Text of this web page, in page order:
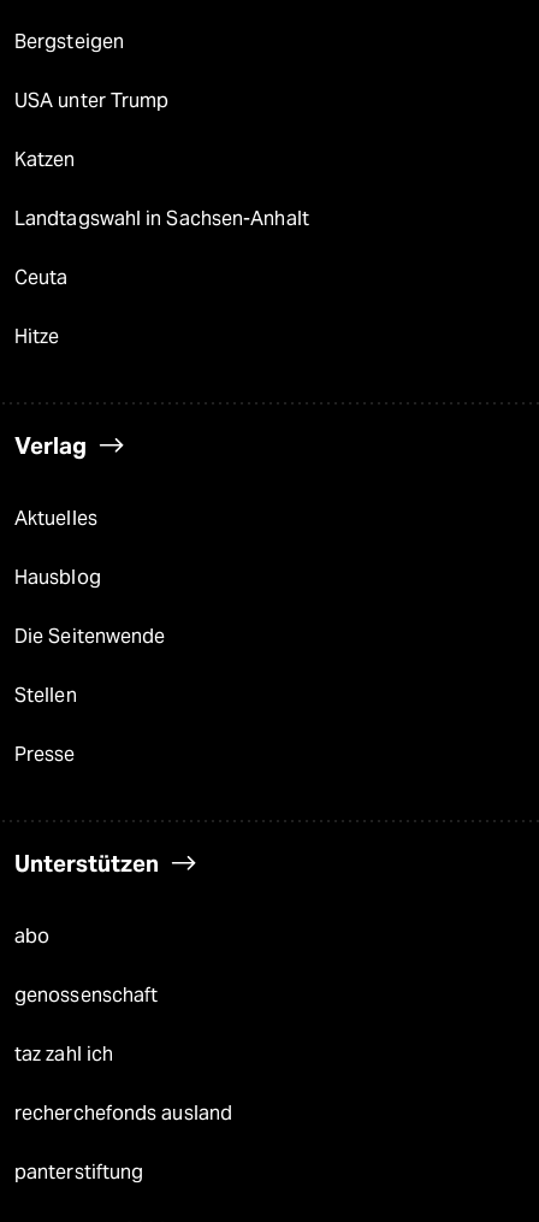
Bergsteigen
USA unter Trump
Katzen
Landtagswahl in Sachsen-Anhalt
Ceuta
Hitze
Verlag
Aktuelles
Hausblog
Die Seitenwende
Stellen
Presse
Unterstützen
abo
genossenschaft
taz zahl ich
recherchefonds ausland
panterstiftung